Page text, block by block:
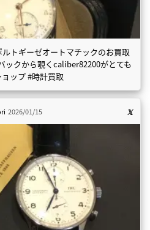
トギーゼオートマチックのお買取
ックから覗くcaliber82200がとても
ップ #時計買取
2026/01/15